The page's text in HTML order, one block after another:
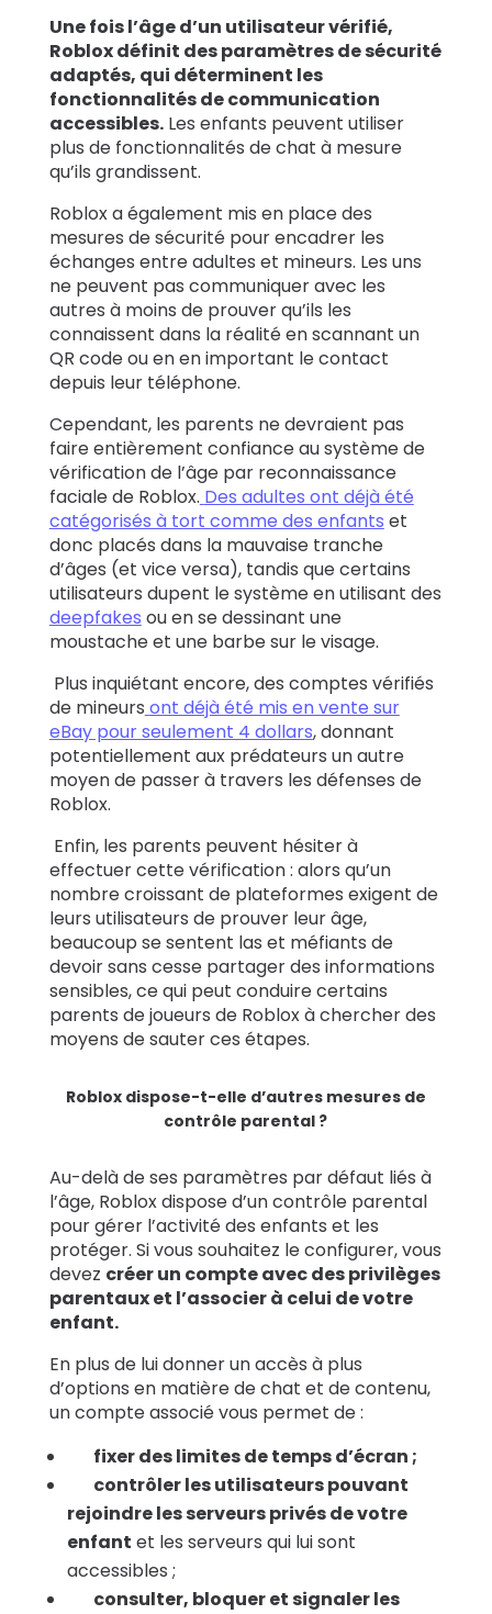
Une fois l’âge d’un utilisateur vérifié,
Roblox définit des paramètres de sécurité
adaptés, qui déterminent les
fonctionnalités de communication
accessibles.Les enfants peuvent utiliser
plus de fonctionnalités de chat à mesure
qu’ils grandissent.
Roblox a également mis en place des
mesures de sécurité pour encadrer les
échanges entre adultes et mineurs. Les uns
ne peuvent pas communiquer avec les
autres à moins de prouver qu’ils les
connaissent dans la réalité en scannant un
QR code ou en en important le contact
depuis leur téléphone.
Cependant, les parents ne devraient pas
faire entièrement confiance au système de
vérification de l’âge par reconnaissance
faciale de Roblox. Des adultes ont déjà été
catégorisés à tort comme des enfants et
donc placés dans la mauvaise tranche
d’âges (et vice versa), tandis que certains
utilisateurs dupent le système en utilisant des
deepfakes ou en se dessinant une
moustache et une barbe sur le visage.
Plus inquiétant encore, des comptes vérifiés
de mineurs ont déjà été mis en vente sur
eBay pour seulement 4 dollars, donnant
potentiellement aux prédateurs un autre
moyen de passer à travers les défenses de
Roblox.
Enfin, les parents peuvent hésiter à
effectuer cette vérification : alors qu’un
nombre croissant de plateformes exigent de
leurs utilisateurs de prouver leur âge,
beaucoup se sentent las et méfiants de
devoir sans cesse partager des informations
sensibles, ce qui peut conduire certains
parents de joueurs de Roblox à chercher des
moyens de sauter ces étapes.
Roblox dispose-t-elle d’autres mesures de
contrôle parental ?
Au-delà de ses paramètres par défaut liés à
l’âge, Roblox dispose d’un contrôle parental
pour gérer l’activité des enfants et les
protéger. Si vous souhaitez le configurer, vous
devez créer un compte avec des privilèges
parentaux et l’associer à celui de votre
enfant.
En plus de lui donner un accès à plus
d’options en matière de chat et de contenu,
un compte associé vous permet de :
fixer des limites de temps d’écran ;
contrôler les utilisateurs pouvant
rejoindre les serveurs privés de votre
enfant et les serveurs qui lui sont
accessibles ;
consulter, bloquer et signaler les